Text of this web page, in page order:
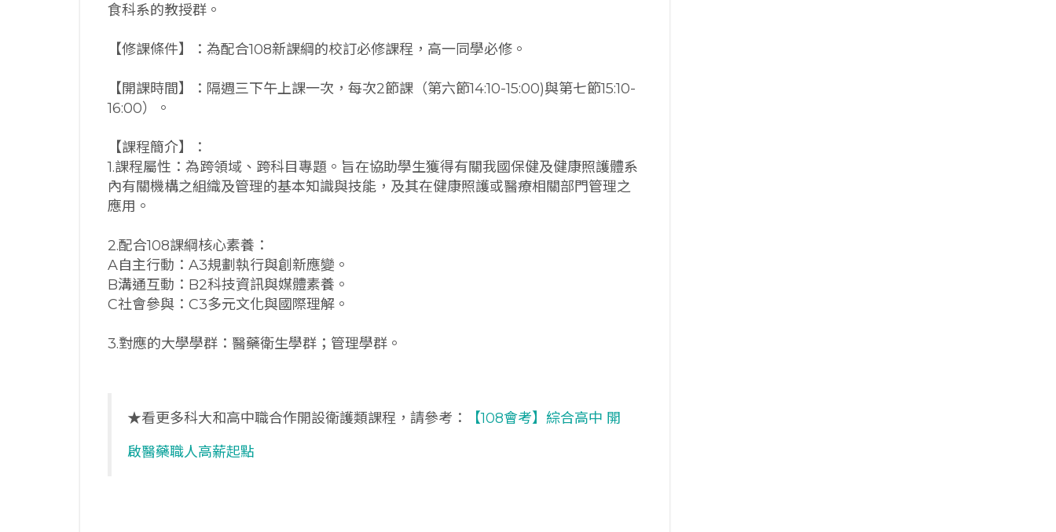
食科系的教授群。
【修課條件】：為配合108新課綱的校訂必修課程，高一同學必修。
【開課時間】：隔週三下午上課一次，每次2節課（第六節14:10-15:00)與第七節15:10-
16:00）。
【課程簡介】：
1.課程屬性：為跨領域、跨科目專題。旨在協助學生獲得有關我國保健及健康照護體系
內有關機構之組織及管理的基本知識與技能，及其在健康照護或醫療相關部門管理之
應用。
2.配合108課綱核心素養：
A自主行動：A3規劃執行與創新應變。
B溝通互動：B2科技資訊與媒體素養。
C社會參與：C3多元文化與國際理解。
3.對應的大學學群：醫藥衛生學群；管理學群。
★看更多科大和高中職合作開設衛護類課程，請參考：
【108會考】綜合高中 開
啟醫藥職人高薪起點